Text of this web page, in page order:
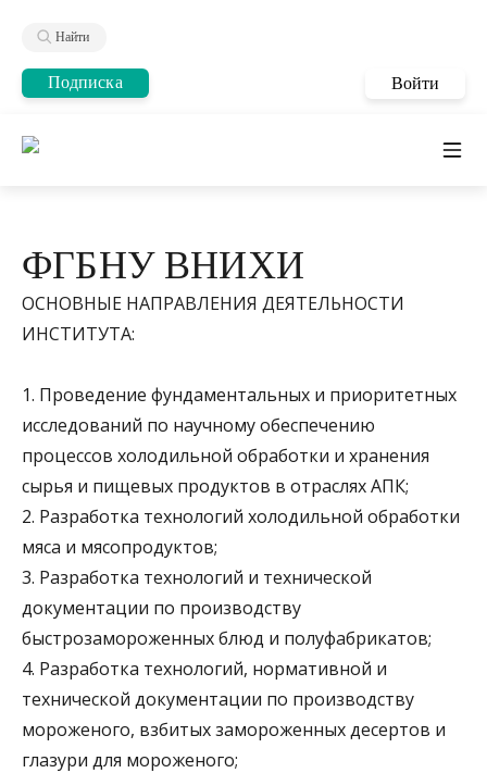
Найти
Подписка Войти
ФГБНУ ВНИХИ
ОСНОВНЫЕ НАПРАВЛЕНИЯ ДЕЯТЕЛЬНОСТИ
ИНСТИТУТА:
1. Проведение фундаментальных и приоритетных
исследований по научному обеспечению
процессов холодильной обработки и хранения
сырья и пищевых продуктов в отраслях АПК;
2. Разработка технологий холодильной обработки
мяса и мясопродуктов;
3. Разработка технологий и технической
документации по производству
быстрозамороженных блюд и полуфабрикатов;
4. Разработка технологий, нормативной и
технической документации по производству
мороженого, взбитых замороженных десертов и
глазури для мороженого;